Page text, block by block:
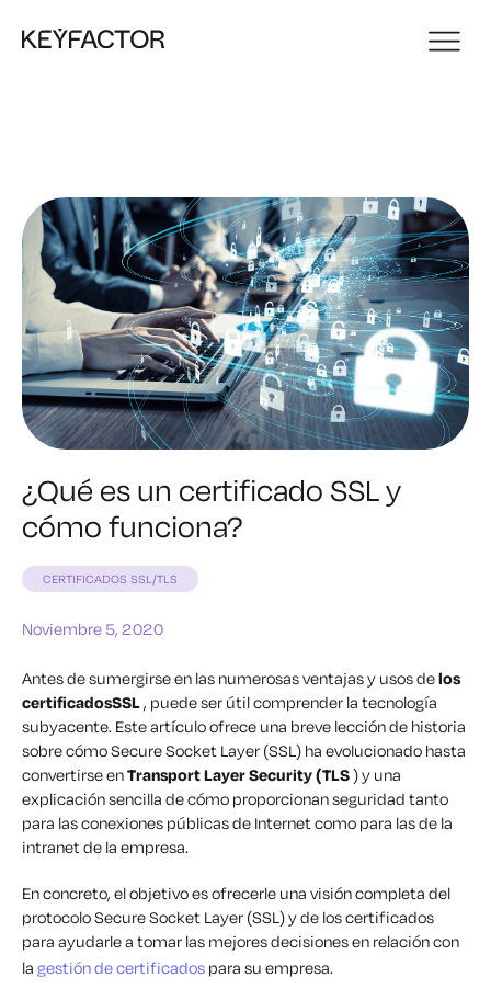
¿Qué es un certificado SSL y
cómo funciona?
CERTIFICADOS SSL/TLS
Noviembre 5, 2020
Antes de sumergirse en las numerosas ventajas y usos delos
certificadosSSL, puede ser útil comprender la tecnología
subyacente. Este artículo ofrece una breve lección de historia
sobre cómo Secure Socket Layer (SSL) ha evolucionado hasta
convertirse enTransport Layer Security (TLS) y una
explicación sencilla de cómo proporcionan seguridad tanto
para las conexiones públicas de Internet como para las de la
intranet de la empresa.
En concreto, el objetivo es ofrecerle una visión completa del
protocolo Secure Socket Layer (SSL) y de los certificados
para ayudarle a tomar las mejores decisiones en relación con
la gestión de certificados para su empresa.